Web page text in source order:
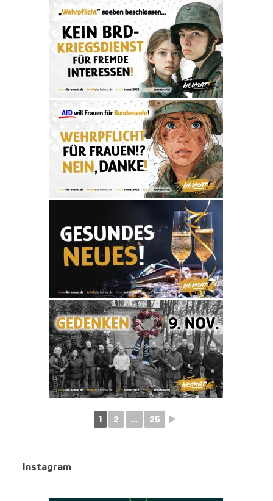
1 2 ... 25 ►
Instagram